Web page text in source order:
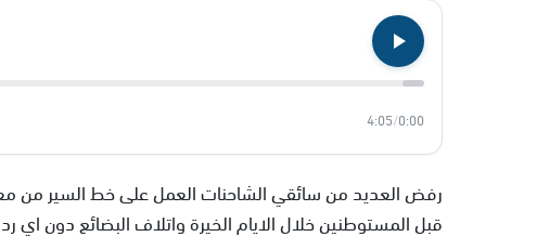
0:00
/
4:05
رفض العديد من سائقي الشاحنات العمل على خط السير من
قبل المستوطنين خلال الايام الخيرة واتلاف البضائع دون